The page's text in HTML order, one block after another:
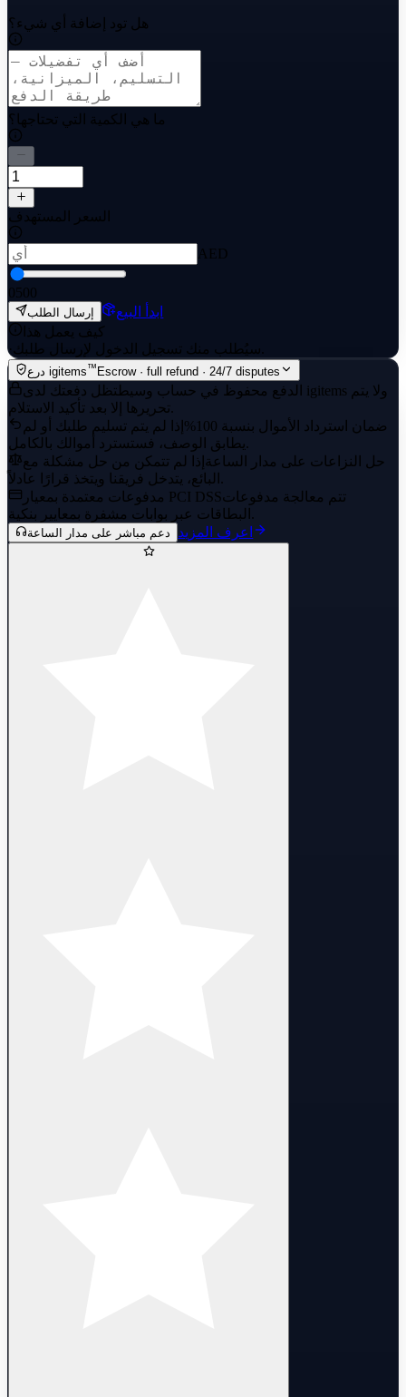
هل تود إضافة أي شيء؟
ما هي الكمية التي تحتاجها؟
السعر المستهدف
AED
0500
إرسال الطلب
ابدأ البيع
كيف يعمل هذا
·
درع igitems™ Escrow · full refund · 24/7 disputes
الدفع محفوظ في حساب وسيط تظل دفعتك لدى igitems ولا يتم
تحريرها إلا بعد تأكيد الاستلام.
ضمان استرداد الأموال بنسبة 100%
إذا لم يتم تسليم طلبك أو لم
يطابق الوصف، فستسترد أموالك بالكامل.
حل النزاعات على مدار الساعة إذا لم تتمكن من حل مشكلة مع
البائع، يتدخل فريقنا ويتخذ قرارًا عادلاً.
مدفوعات معتمدة بمعيار PCI DSSتتم معالجة مدفوعات
البطاقات عبر بوابات مشفرة بمعايير بنكية.
دعم مباشر على مدار الساعة اعرف المزيد